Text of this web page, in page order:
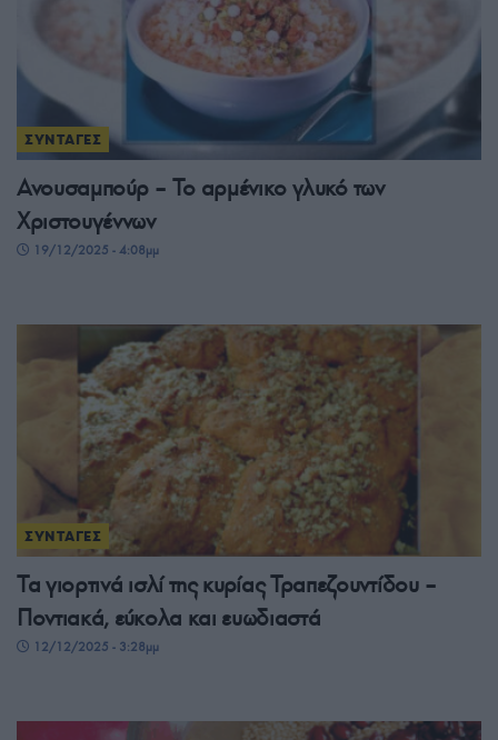
ΣΥΝΤΑΓΕΣ
Ανουσαμπούρ – Το αρμένικο γλυκό των
Χριστουγέννων
19/12/2025 - 4:08μμ
ΣΥΝΤΑΓΕΣ
Τα γιορτινά ισλί της κυρίας Τραπεζουντίδου –
Ποντιακά, εύκολα και ευωδιαστά
12/12/2025 - 3:28μμ